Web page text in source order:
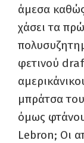
άμεσα
χάσει τα
φετινού
μπράτσα
όμως
Lebron; Οι